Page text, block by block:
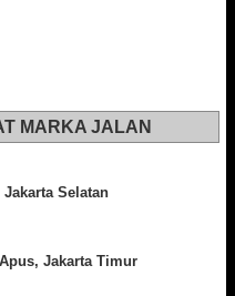
MARKA JALAN
Selatan
Jakarta Timur